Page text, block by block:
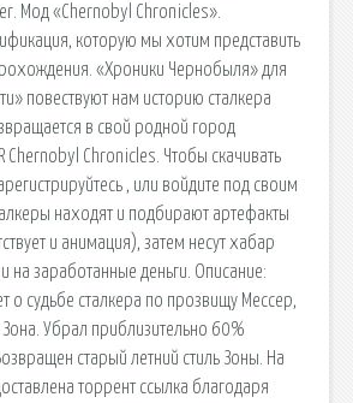
Мод «Chernobyl Chronicles».
которую мы хотим представить
«Хроники Чернобыля» для
повествуют нам историю сталкера
в свой родной город
Chernobyl Chronicles. Чтобы скачивать
, или войдите под своим
находят и подбирают артефакты
и анимация), затем несут хабар
на заработанные деньги. Описание:
о судьбе сталкера по прозвищу Мессер,
Убрал приблизительно 60%
старый летний стиль Зоны. На
торрент ссылка благодаря